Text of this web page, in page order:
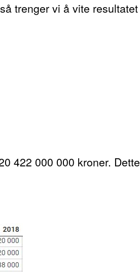
trenger vi å vite resultatet
422 000 000 kroner. Dette